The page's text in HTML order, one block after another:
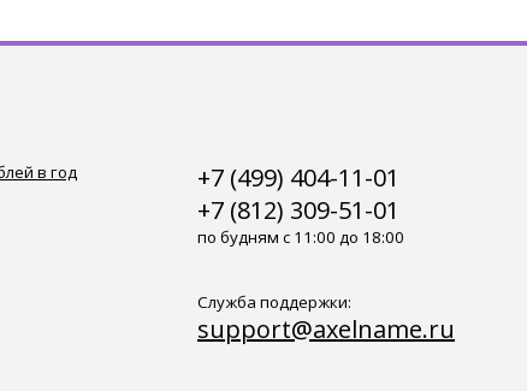
в год
+7 (499) 404-11-01
+7 (812) 309-51-01
по будням с 11:00 до 18:00
Служба поддержки:
support@axelname.ru